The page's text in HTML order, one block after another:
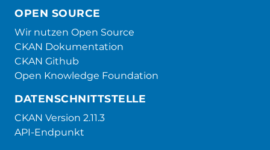
OPEN SOURCE
Wir nutzen Open Source
CKAN Dokumentation
CKAN Github
Open Knowledge Foundation
DATENSCHNITTSTELLE
CKAN Version 2.11.3
API-Endpunkt